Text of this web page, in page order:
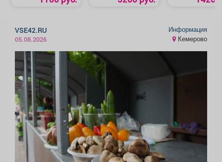
VSE42.RU
05.08.2026
Информация
Кемерово